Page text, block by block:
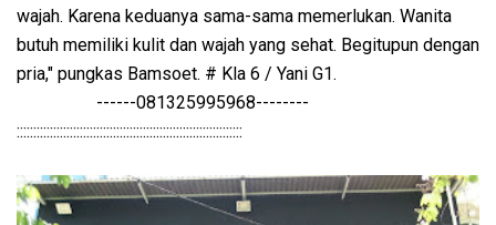
wajah. Karena keduanya sama-sama memerlukan. Wanita
butuh memiliki kulit dan wajah yang sehat. Begitupun dengan
pria," pungkas Bamsoet. # Kla 6 / Yani G1.
------081325995968--------
::::::::::::::::::::::::::::::::::::::::::::::::::::::::::::::::::::